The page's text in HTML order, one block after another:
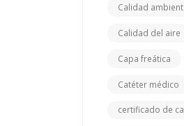
Calidad
Calidad del aire
Capa freática
Catéter médico
certificado de